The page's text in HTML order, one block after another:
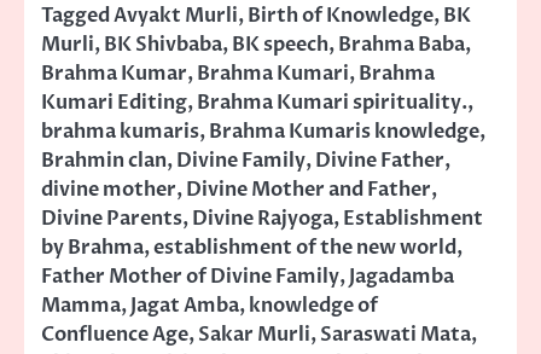
TaggedAvyakt Murli,Birth of Knowledge,BK
Murli,BK Shivbaba,BK speech,Brahma Baba,
Brahma Kumar,Brahma Kumari,Brahma
Kumari Editing,Brahma Kumari spirituality.,
brahma kumaris,Brahma Kumaris knowledge,
Brahmin clan,Divine Family,Divine Father,
divine mother,Divine Mother and Father,
Divine Parents,Divine Rajyoga,Establishment
by Brahma,establishment of the new world,
Father Mother of Divine Family,Jagadamba
Mamma,Jagat Amba,knowledge of
Confluence Age,Sakar Murli,Saraswati Mata,